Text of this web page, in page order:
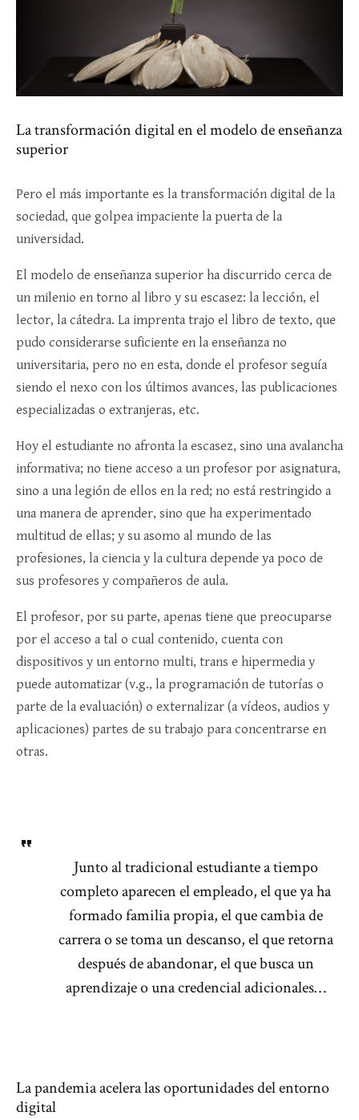
La transformación digital en el modelo de enseñanza
superior
Pero el más importante es la transformación digital de la
sociedad, que golpea impaciente la puerta de la
universidad.
El modelo de enseñanza superior ha discurrido cerca de
un milenio en torno al libro y su escasez: la lección, el
lector, la cátedra. La imprenta trajo el libro de texto, que
pudo considerarse suficiente en la enseñanza no
universitaria, pero no en esta, donde el profesor seguía
siendo el nexo con los últimos avances, las publicaciones
especializadas o extranjeras, etc.
Hoy el estudiante no afronta la escasez, sino una avalancha
informativa; no tiene acceso a un profesor por asignatura,
sino a una legión de ellos en la red; no está restringido a
una manera de aprender, sino que ha experimentado
multitud de ellas; y su asomo al mundo de las
profesiones, la ciencia y la cultura depende ya poco de
sus profesores y compañeros de aula.
El profesor, por su parte, apenas tiene que preocuparse
por el acceso a tal o cual contenido, cuenta con
dispositivos y un entorno multi, trans e hipermedia y
puede automatizar (v.g., la programación de tutorías o
parte de la evaluación) o externalizar (a vídeos, audios y
aplicaciones) partes de su trabajo para concentrarse en
otras.
Junto al tradicional estudiante a tiempo
completo aparecen el empleado, el que ya ha
formado familia propia, el que cambia de
carrera o se toma un descanso, el que retorna
después de abandonar, el que busca un
aprendizaje o una credencial adicionales…
La pandemia acelera las oportunidades del entorno
digital